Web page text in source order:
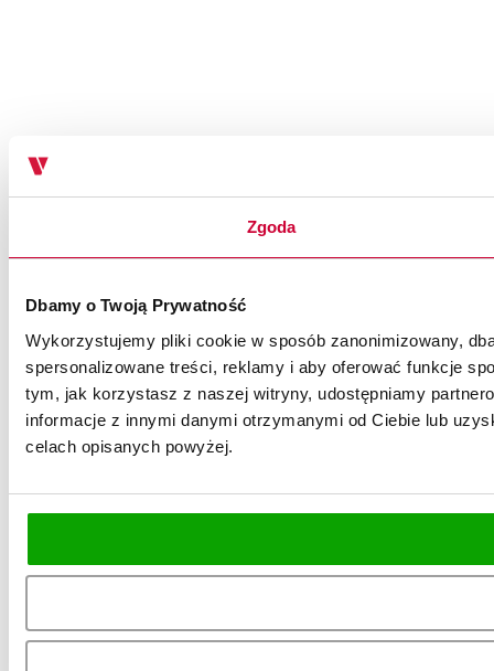
Zgoda
Dbamy o Twoją Prywatność
Wykorzystujemy pliki cookie w sposób zanonimizowany,
spersonalizowane treści, reklamy i aby oferować funkcje
tym, jak korzystasz z naszej witryny, udostępniamy
informacje z innymi danymi otrzymanymi od Ciebie lub
celach opisanych powyżej.